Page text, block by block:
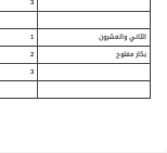
الثاني والعشرون 1
بكار مفتوح
2
3